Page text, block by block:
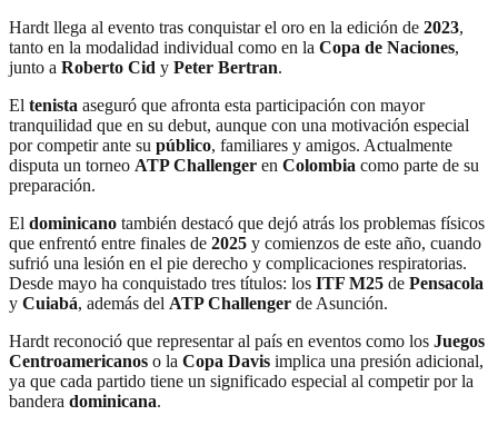
Hardt llega al evento tras conquistar el oro en la edición de 2023,
tanto en la modalidad individual como en la Copa de Naciones,
junto a Roberto Cid y Peter Bertran.
El tenista aseguró que afronta esta participación con mayor
tranquilidad que en su debut, aunque con una motivación especial
por competir ante su público, familiares y amigos. Actualmente
disputa un torneo ATP Challenger en Colombia como parte de su
preparación.
El dominicano también destacó que dejó atrás los problemas físicos
que enfrentó entre finales de 2025 y comienzos de este año, cuando
sufrió una lesión en el pie derecho y complicaciones respiratorias.
Desde mayo ha conquistado tres títulos: los ITF M25 de Pensacola
y Cuiabá, además del ATP Challenger de Asunción.
Hardt reconoció que representar al país en eventos como los Juegos
Centroamericanos o la Copa Davis implica una presión adicional,
ya que cada partido tiene un significado especial al competir por la
bandera dominicana.